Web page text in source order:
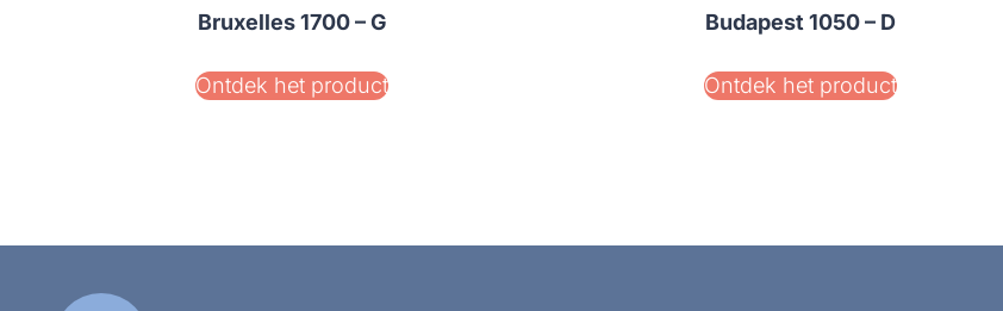
Bruxelles 1700 – G
Ontdek het product
Budapest 1050 – D
Ontdek het product